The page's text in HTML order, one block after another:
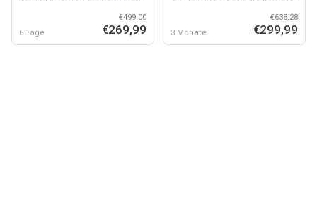
6 Tage
€499,00
€269,99 3 Monate
€638,28
€299,99